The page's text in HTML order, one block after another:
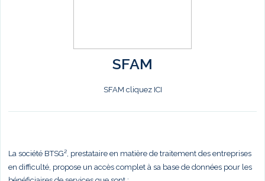
SFAM
SFAM cliquez ICI
La société BTSG², prestataire en matière de traitement des entreprises
en difficulté, propose un accès complet à sa base de données pour les